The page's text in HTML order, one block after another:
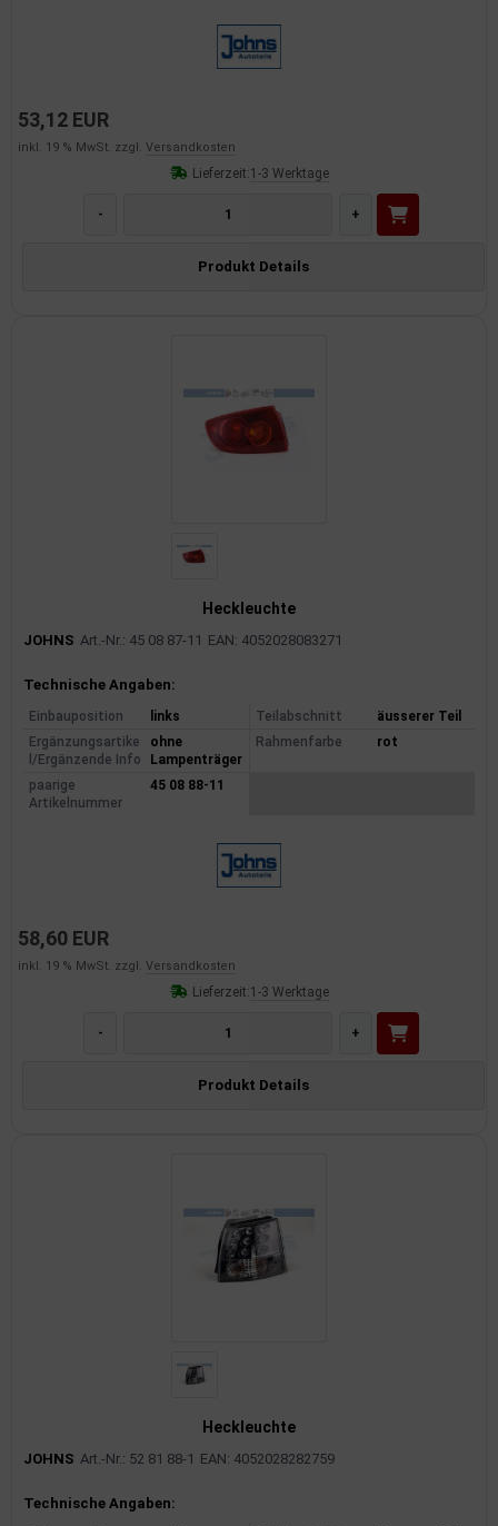
53,12 EUR
inkl. 19 % MwSt. zzgl. Versandkosten
Lieferzeit:1-3 Werktage
- +
Produkt Details
Heckleuchte
JOHNS Art.-Nr.: 45 08 87-11 EAN: 4052028083271
Produktinformationen
Technische Angaben:
Einbauposition links Teilabschnitt
äusserer Teil
Ergänzungsartike
l/Ergänzende Info
ohne
Lampenträger
Rahmenfarbe rot
paarige
Artikelnummer
45 08 88-11
58,60 EUR
inkl. 19 % MwSt. zzgl. Versandkosten
Lieferzeit:1-3 Werktage
- +
Produkt Details
Heckleuchte
JOHNS Art.-Nr.: 52 81 88-1 EAN: 4052028282759
Produktinformationen
Technische Angaben: